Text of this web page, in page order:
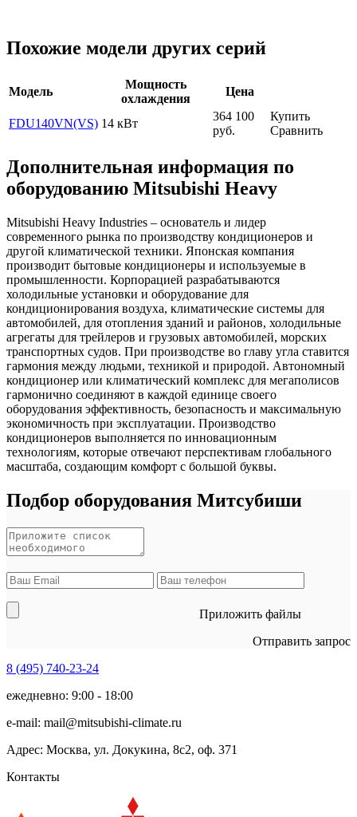
Похожие модели других серий
Модель
Мощность
охлаждения
Цена
FDU140VN(VS) 14 кВт
364 100
руб.
Купить
Сравнить
Дополнительная информация по
оборудованию Mitsubishi Heavy
Mitsubishi Heavy Industries – основатель и лидер
современного рынка по производству кондиционеров и
другой климатической техники. Японская компания
производит бытовые кондиционеры и используемые в
промышленности. Корпорацией разрабатываются
холодильные установки и оборудование для
кондиционирования воздуха, климатические системы для
автомобилей, для отопления зданий и районов, холодильные
агрегаты для трейлеров и грузовых автомобилей, морских
транспортных судов. При производстве во главу угла ставится
гармония между людьми, техникой и природой. Автономный
кондиционер или климатический комплекс для мегаполисов
гармонично соединяют в каждой единице своего
оборудования эффективность, безопасность и максимальную
экономичность при эксплуатации. Производство
кондиционеров выполняется по инновационным
технологиям, которые отвечают перспективам глобального
масштаба, создающим комфорт с большой буквы.
Подбор оборудования Митсубиши
Приложить файлы
Отправить запрос
8 (495) 740-23-24
ежедневно: 9:00 - 18:00
e-mail: mail@mitsubishi-climate.ru
Адрес: Москва, ул. Докукина, 8с2, оф. 371
Контакты